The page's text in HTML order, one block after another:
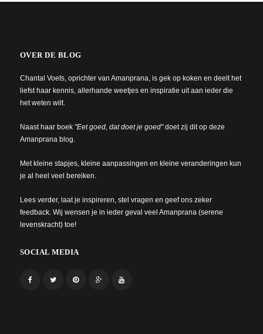
OVER DE BLOG
Chantal Voets, oprichter van Amanprana, is gek op koken en deelt het
liefst haar kennis, allerhande weetjes en inspiratie uit aan ieder die
het weten wilt.
Naast haar boek "Eet goed, dat doet je goed"doet zij dit op deze
Amanprana blog.
Met kleine stapjes, kleine aanpassingen en kleine veranderingen kun
je al heel veel bereiken.
Lees verder, laat je inspireren, stel vragen en geef ons zeker
feedback. Wij wensen je in ieder geval veel Amanprana (serene
levenskracht) toe!
SOCIAL MEDIA